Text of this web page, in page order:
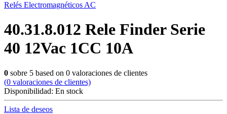
Relés Electromagnéticos AC
40.31.8.012 Rele Finder Serie
40 12Vac 1CC 10A
0 sobre 5 based on 0 valoraciones de clientes
(0 valoraciones de clientes)
Disponibilidad: En stock
Lista de deseos